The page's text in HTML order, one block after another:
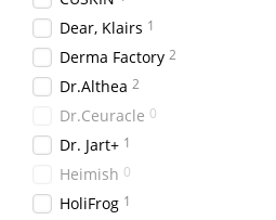
Dear, Klairs 1
Derma Factory 2
Dr.Althea 2
Dr.Ceuracle 0
Dr. Jart+ 1
Heimish 0
HoliFrog 1